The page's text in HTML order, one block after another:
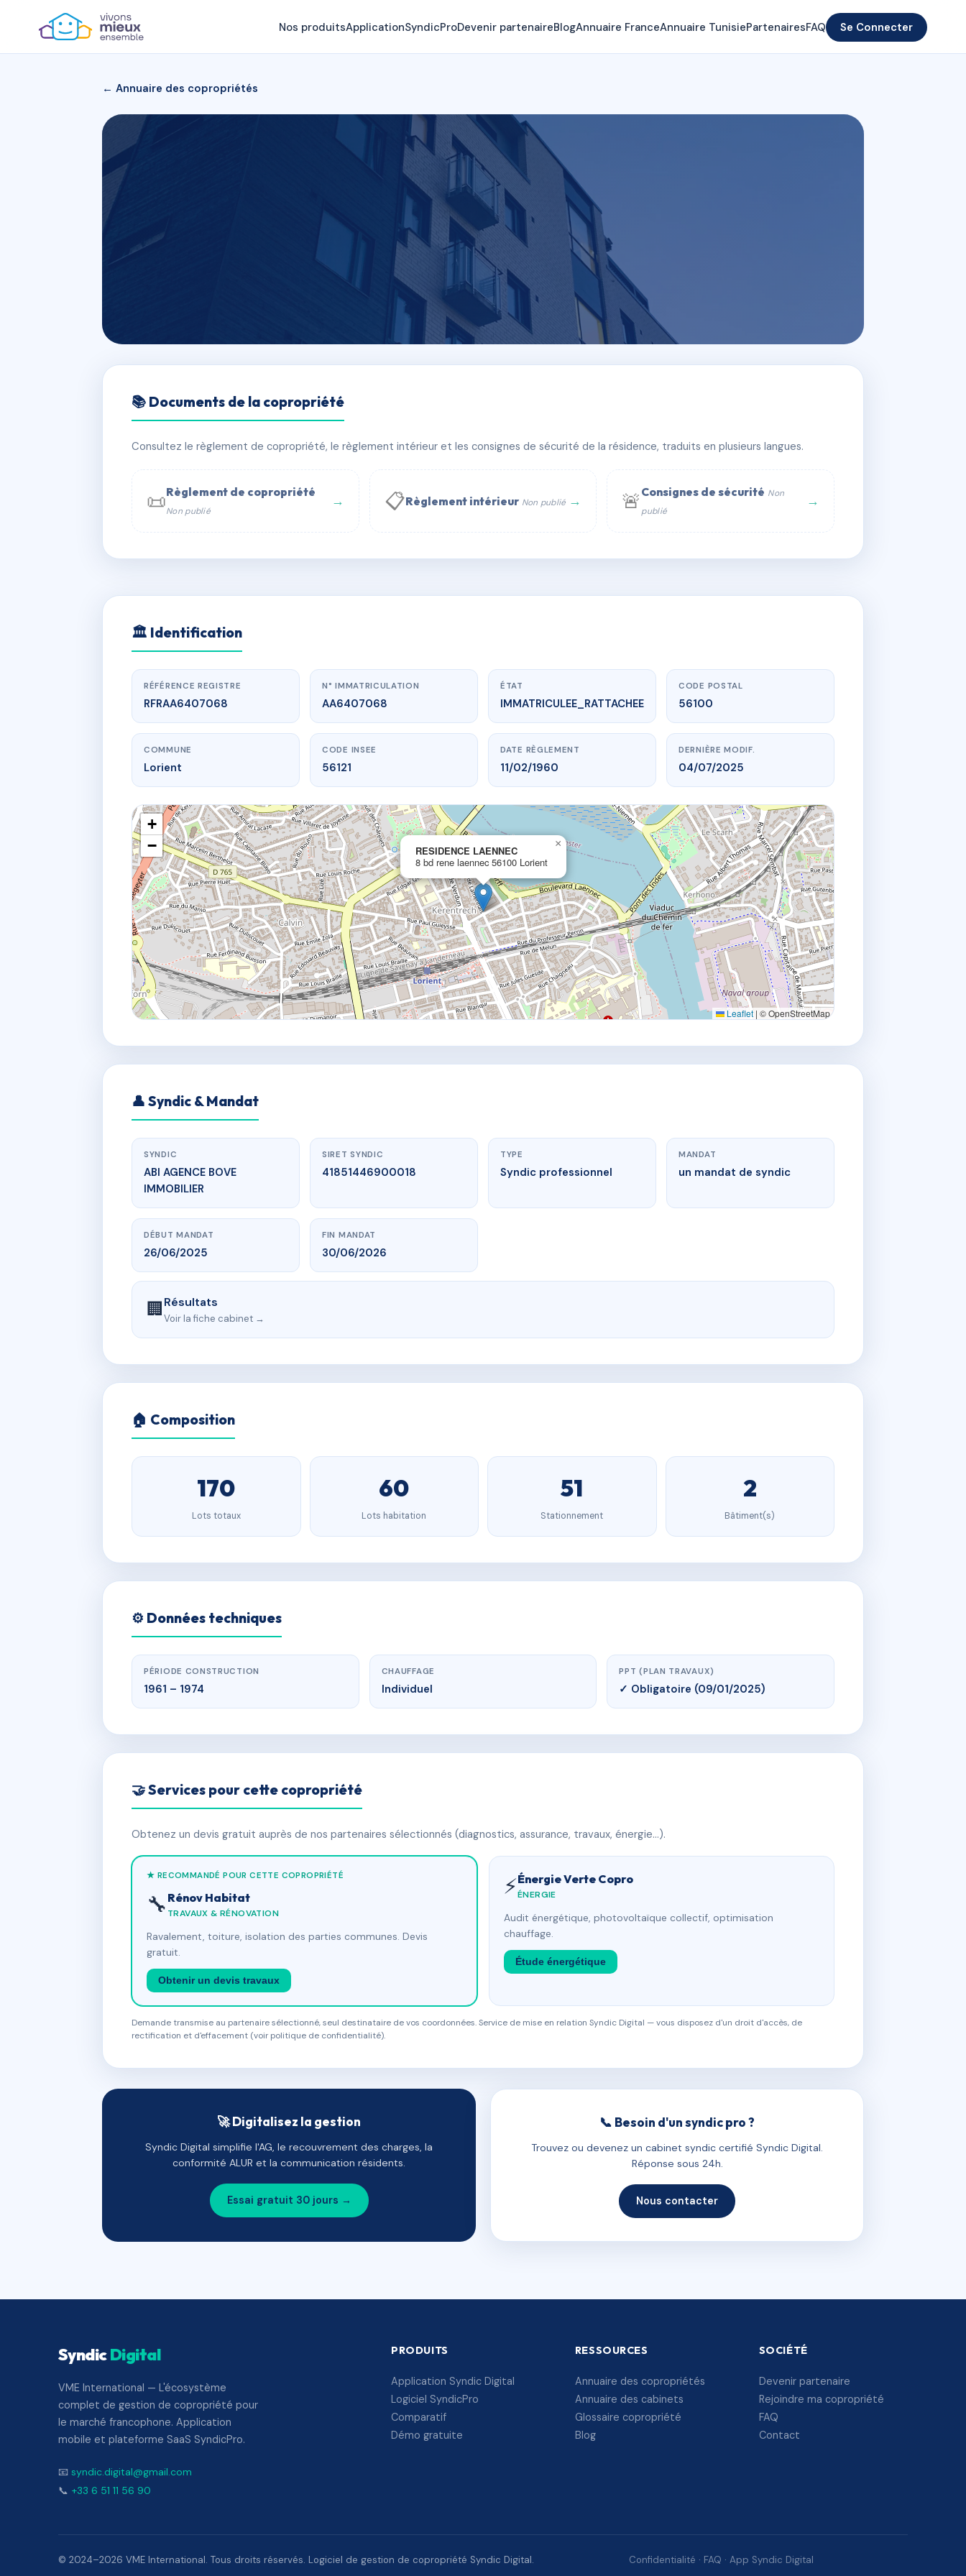
Nos produitsApplicationSyndicProDevenir partenaireBlogAnnuaire FranceAnnuaire TunisiePartenairesFAQ Se Connecter
← Annuaire des copropriétés
RESIDENCE LAENNEC
📍 8 bd rene laennec 56100 Lorient
📞 Contacter Syndic Digital 💬 WhatsApp
📚 Documents de la copropriété
Consultez le règlement de copropriété, le règlement intérieur et les consignes de sécurité de la résidence, traduits en plusieurs langues.
📜Règlement de copropriété
Non publié
→ 📋Règlement intérieur Non publié → 🚨 Consignes de sécurité Non
publié
→
AA6407068 🇫🇷
www.vme.plus/AA6407068
RESIDENCE LAENNEC
8 bd rene laennec56100 Lorient
🏛 Identification
RÉFÉRENCE REGISTRE
RFRAA6407068
N° IMMATRICULATION
AA6407068
ÉTAT
IMMATRICULEE_RATTACHEE
CODE POSTAL
56100
COMMUNE
Lorient
CODE INSEE
56121
DATE RÈGLEMENT
11/02/1960
DERNIÈRE MODIF.
04/07/2025
RESIDENCE LAENNEC
8 bd rene laennec 56100 Lorient
×
+
−
Leaflet | © OpenStreetMap
👤 Syndic & Mandat
SYNDIC
ABI AGENCE BOVE
IMMOBILIER
SIRET SYNDIC
41851446900018
TYPE
Syndic professionnel
MANDAT
un mandat de syndic
DÉBUT MANDAT
26/06/2025
FIN MANDAT
30/06/2026
🏢Résultats
Voir la fiche cabinet →
🏠 Composition
170
Lots totaux
60
Lots habitation
51
Stationnement
2
Bâtiment(s)
⚙️ Données techniques
PÉRIODE CONSTRUCTION
1961 – 1974
CHAUFFAGE
Individuel
PPT (PLAN TRAVAUX)
✓ Obligatoire (09/01/2025)
🤝 Services pour cette copropriété
Obtenez un devis gratuit auprès de nos partenaires sélectionnés (diagnostics, assurance, travaux, énergie…).
★ RECOMMANDÉ POUR CETTE COPROPRIÉTÉ
🔧 Rénov Habitat
TRAVAUX & RÉNOVATION
Ravalement, toiture, isolation des parties communes. Devis
gratuit.
Obtenir un devis travaux
⚡Énergie Verte Copro
ÉNERGIE
Audit énergétique, photovoltaïque collectif, optimisation
chauffage.
Étude énergétique
Demande transmise au partenaire sélectionné, seul destinataire de vos coordonnées. Service de mise en relation Syndic Digital — vous disposez d'un droit d'accès, de
rectification et d'effacement (voir politique de confidentialité).
🚀 Digitalisez la gestion
Syndic Digital simplifie l'AG, le recouvrement des charges, la
conformité ALUR et la communication résidents.
Essai gratuit 30 jours →
📞 Besoin d'un syndic pro ?
Trouvez ou devenez un cabinet syndic certifié Syndic Digital.
Réponse sous 24h.
Nous contacter
SyndicDigital
VME International — L'écosystème
complet de gestion de copropriété pour
le marché francophone. Application
mobile et plateforme SaaS SyndicPro.
📧 syndic.digital@gmail.com
📞 +33 6 51 11 56 90
PRODUITS
Application Syndic Digital
Logiciel SyndicPro
Comparatif
Démo gratuite
RESSOURCES
Annuaire des copropriétés
Annuaire des cabinets
Glossaire copropriété
Blog
SOCIÉTÉ
Devenir partenaire
Rejoindre ma copropriété
FAQ
Contact
© 2024–2026 VME International. Tous droits réservés. Logiciel de gestion de copropriété Syndic Digital. Confidentialité · FAQ · App Syndic Digital